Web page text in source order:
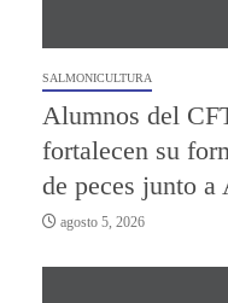
SALMONICULTURA
Alumnos del
fortalecen su
de peces junto a
agosto 5, 2026